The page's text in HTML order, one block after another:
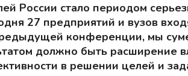
России стало периодом
27 предприятий и вузов
конференции, мы
должно быть расширение
в решении целей и